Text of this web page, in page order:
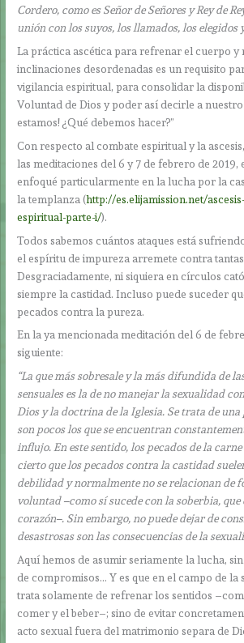
Cordero, como es Señor de Señores y Rey de
unión con los suyos, los llamados, los elegidos
La práctica ascética para refrenar el cuerpo y
inclinaciones desordenadas es un requisito
vigilancia espiritual, para consolidar la
Voluntad de Dios y poder así decirle a nuestro
estamos! ¿Qué debemos hacer?”
Con respecto al combate espiritual y la
las meditaciones del 6 y 7 de febrero de 2019,
enfoqué particularmente en la lucha por la
la templanza (http://es.elijamission.net/
espiritual-parte-i/).
Todos sabemos cuántos ataques está
el espíritu de impureza arremete contra
Desgraciadamente, ni siquiera en círculos
siempre la castidad. Incluso puede suceder
pecados contra la pureza.
En la ya mencionada meditación del 6 de
siguiente:
“La que más sobresale y la más difundida de
sensuales es la de no manejar la sexualidad
Dios y la doctrina de la Iglesia. Se trata de
son pocos los que se encuentran
influjo. En este sentido, los pecados de la
cierto que los pecados contra la castidad
debilidad y normalmente no se relacionan de
voluntad –como sí sucede con la soberbia, que
corazón–. Sin embargo, no puede dejar de
desastrosas son las consecuencias de la
Aquí hemos de asumir seriamente la lucha,
de compromisos… Y es que en el campo de la
trata solamente de refrenar los sentidos
comer y el beber–; sino de evitar
acto sexual fuera del matrimonio separa de